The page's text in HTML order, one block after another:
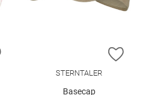
ZUR WUNSCHLISTE HINZUFÜGEN
ZUR
STERNTALER
Basecap